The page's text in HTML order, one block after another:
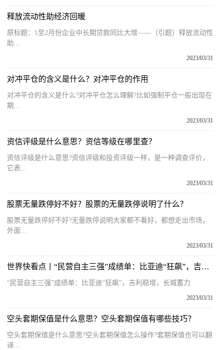
释放流动性助经济回暖
原标题：1至2月份企业中长期贷款同比大增——（引题）释放流动性
助...
2023/03/31
对冲平仓的含义是什么？对冲平仓的作用
对冲平仓的含义是什么?对冲平仓怎么理解?比如强制平仓一般出现在
期...
2023/03/31
资信评级是什么意思？资信等级在哪里查？
资信评级是什么意思?资信评级和投资评级一样，是一种调查评价，
它表...
2023/03/31
股票无量跌停好不好？股票的无量跌停说明了什么？
股票无量跌停好不好?无量跌停说明大家都不看好，都想走出市场，
外面...
2023/03/31
世界快看点丨“民营自主三强”成绩单：比亚迪“狂飙”，吉利稳增，长城蓄力
“民营自主三强”成绩单：比亚迪“狂飙”，吉利稳增，长城蓄力
2023/03/31
空头套期保值是什么意思？空头套期保值有哪些技巧？
空头套期保值是什么意思?空头套期保值怎么操作?套期保值也可以翻
译...